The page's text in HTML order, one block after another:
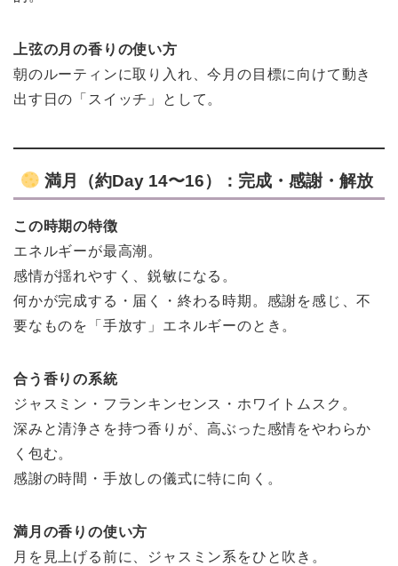
上弦の月の香りの使い方
朝のルーティンに取り入れ、今月の目標に向けて動き
出す日の「スイッチ」として。
満月（約Day 14〜16）：完成・感謝・解放
この時期の特徴
エネルギーが最高潮。
感情が揺れやすく、鋭敏になる。
何かが完成する・届く・終わる時期。感謝を感じ、不
要なものを「手放す」エネルギーのとき。
合う香りの系統
ジャスミン・フランキンセンス・ホワイトムスク。
深みと清浄さを持つ香りが、高ぶった感情をやわらか
く包む。
感謝の時間・手放しの儀式に特に向く。
満月の香りの使い方
月を見上げる前に、ジャスミン系をひと吹き。